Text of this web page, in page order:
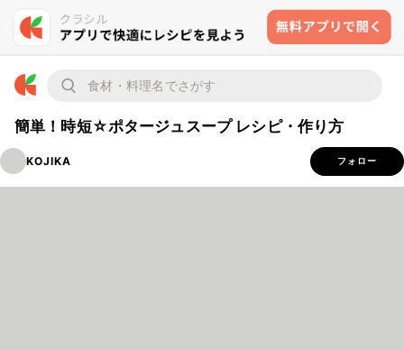
簡単！時短☆ポタージュスープ レシピ・作り方
KOJIKA フォロー